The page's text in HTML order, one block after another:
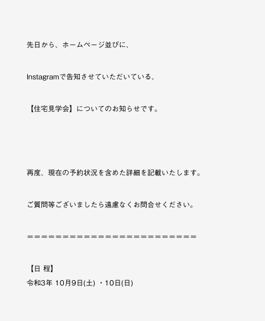
先日から、ホームページ並びに、
Instagramで告知させていただいている、
【住宅見学会】についてのお知らせです。
再度、現在の予約状況を含めた詳細を記載いたします。
ご質問等ございましたら遠慮なくお問合せください。
＝＝＝＝＝＝＝＝＝＝＝＝＝＝＝＝＝＝＝＝＝＝＝＝
【日 程】
令和3年 10月9日(土) ・10日(日)